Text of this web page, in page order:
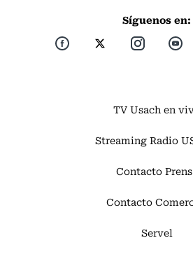
Síguenos en:
TV Usach en
Streaming Radio
Contacto
Contacto
Servel